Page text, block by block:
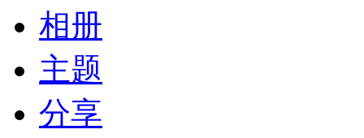
相册
主题
分享